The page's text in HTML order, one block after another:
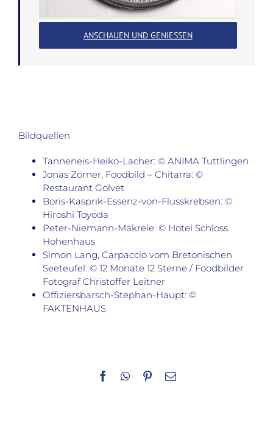
ANSCHAUEN UND GENIESSEN
Bildquellen
Tanneneis-Heiko-Lacher: © ANIMA Tuttlingen
Jonas Zörner, Foodbild – Chitarra: ©
Restaurant Golvet
Boris-Kasprik-Essenz-von-Flusskrebsen: ©
Hiroshi Toyoda
Peter-Niemann-Makrele: © Hotel Schloss
Hohenhaus
Simon Lang, Carpaccio vom Bretonischen
Seeteufel: © 12 Monate 12 Sterne / Foodbilder
Fotograf Christoffer Leitner
Offiziersbarsch-Stephan-Haupt: ©
FAKTENHAUS
Facebook
WhatsApp
Pinterest
E-